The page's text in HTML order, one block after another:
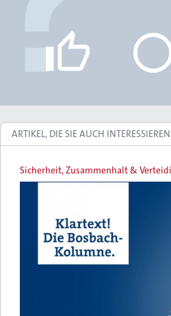
ARTIKEL, DIE SIE AUCH
Sicherheit, Zusammenhalt &